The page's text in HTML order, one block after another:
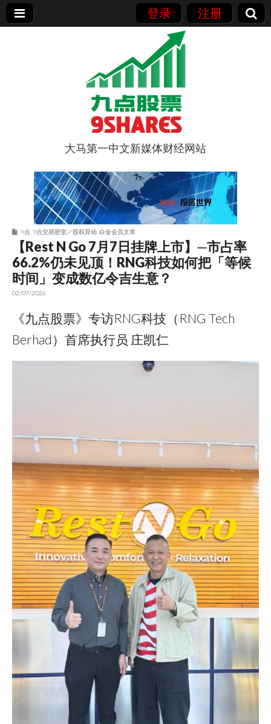
登录 注册
9点股票
大马第一中文新媒体财经网站
9点 9点交易密室／股权异动 白金会员文章
【Rest N Go 7月7日挂牌上市】─市占率
66.2%仍未见顶！RNG科技如何把「等候
时间」变成数亿令吉生意？
02/07/2026
《九点股票》专访RNG科技（RNG Tech
Berhad）首席执行员 庄凯仁